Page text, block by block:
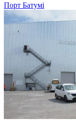
Порт Батумі